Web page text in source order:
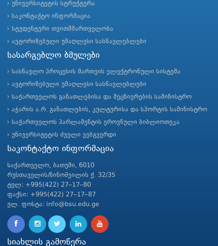
უნივერსიტეტის სტრუქტურა
საკონტაქტო ინფორმაცია
სტუდენტური თვითმმართველობა
ავტორიზებული უმაღლესი სასწავლებლები
სასარგებლო ბმულები
სასწავლო პროცესის მართვის ელექტრონული სისტემა
ავტორიზებული უმაღლესი სასწავლებლები
საქართველოს განათლებისა და მეცნიერების სამინისტრო
აჭარის ა.რ. განათლების, კულტურისა და სპორტის სამინისტრო
საქართველოს პარლამენტის ეროვნული ბიბლიოთეკა
უნივერსიტეტის ძველი ვებგვერდი
საკონტაქტო ინფორმაცია
საქართველო, ბათუმი, 6010
რუსთაველის/ნინოშვილის ქ. 32/35
ტელ: +995(422) 27–17–80
ფაქსი: +995(422) 27–17–87
ელ. ფოსტა: info@bsu.edu.ge
სიახლის გამოწერა